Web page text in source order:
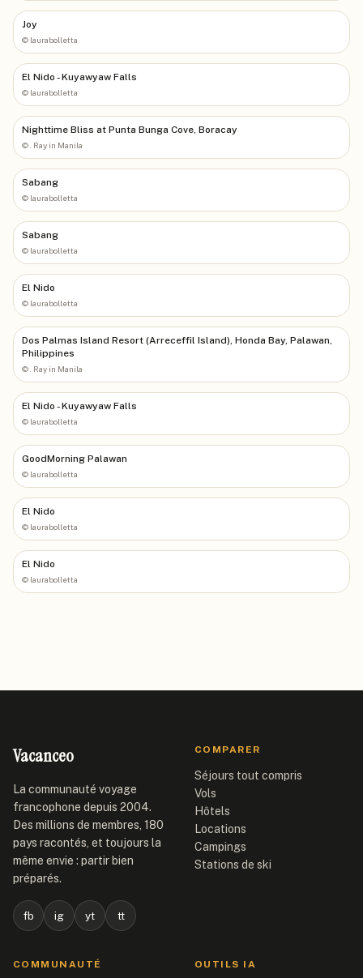
Joy
© laurabolletta
El Nido - Kuyawyaw Falls
© laurabolletta
Nighttime Bliss at Punta Bunga Cove, Boracay
© . Ray in Manila
Sabang
© laurabolletta
Sabang
© laurabolletta
El Nido
© laurabolletta
Dos Palmas Island Resort (Arreceffil Island), Honda Bay, Palawan,
Philippines
© . Ray in Manila
El Nido - Kuyawyaw Falls
© laurabolletta
GoodMorning Palawan
© laurabolletta
El Nido
© laurabolletta
El Nido
© laurabolletta
Vacanceo
La communauté voyage
francophone depuis 2004.
Des millions de membres, 180
pays racontés, et toujours la
même envie : partir bien
préparés.
fb ig yt tt
COMPARER
Séjours tout compris
Vols
Hôtels
Locations
Campings
Stations de ski
COMMUNAUTÉ OUTILS IA